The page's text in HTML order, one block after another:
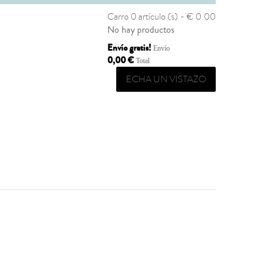
Carro 0 artículo (s) - € 0.00
No hay productos
Envío gratis! Envío
0,00 € Total
ECHA UN VISTAZO